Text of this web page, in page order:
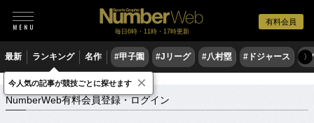
有料会員
毎日6時・11時・17時更新
最新 ランキング 名作 #甲子園 #Jリーグ #八村塁 #ドジャース #
〉
NumberWeb有料会員登録・ログイン
NumberWeb有料会員登録・ログイン
今人気の記事が競技ごとに探せます ×